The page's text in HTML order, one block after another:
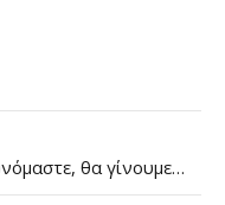
θα γίνουμε
το πρώτο επίσημο